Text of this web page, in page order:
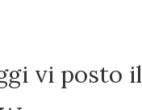
vi posto